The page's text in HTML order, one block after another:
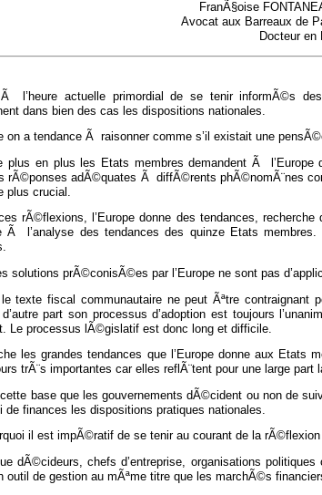
FranÃ§oise
Avocat aux Barreaux de
Docteur en
l’heure actuelle primordial de se tenir informÃ©s
dans bien des cas les dispositions nationales.
on a tendance Ã raisonner comme s’il existait une
plus en plus les Etats membres demandent Ã
rÃ©ponses adÃ©quates Ã diffÃ©rents phÃ©nomÃ¨nes
plus crucial.
rÃ©flexions, l’Europe donne des tendances,
Ã l’analyse des tendances des quinze Etats
solutions prÃ©conisÃ©es par l’Europe ne sont pas
texte fiscal communautaire ne peut Ãªtre
part son processus d’adoption est toujours
Le processus lÃ©gislatif est donc long et difficile.
les grandes tendances que l’Europe donne aux Etats
trÃ¨s importantes car elles reflÃ¨tent pour une large
cette base que les gouvernements dÃ©cident ou non de
de finances les dispositions pratiques nationales.
il est impÃ©ratif de se tenir au courant de la
dÃ©cideurs, chefs d’entreprise, organisations
outil de gestion au mÃªme titre que les marchÃ©s